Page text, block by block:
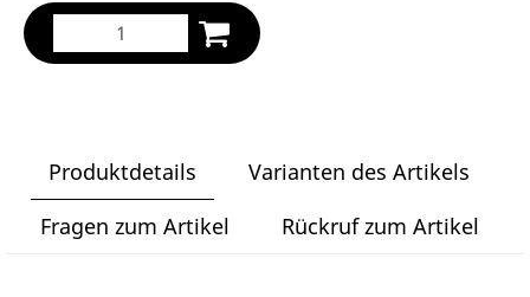
Produktdetails
Varianten des Artikels
Fragen zum Artikel
Rückruf zum Artikel